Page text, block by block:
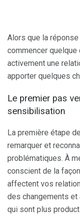
Alors que la
commencer
activement une
apporter quelques
Le premier pas
sensibilisation
La première étape
remarquer et
problématiques. À
conscient de la
affectent vos
des changements
qui sont plus